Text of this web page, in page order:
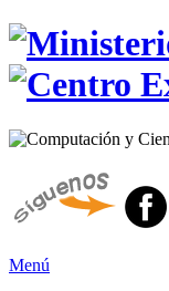
Menú